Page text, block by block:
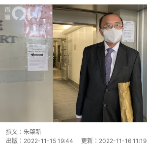
撰文： 朱棨新
出版： 2022-11-15 19:44 更新： 2022-11-16 11:19